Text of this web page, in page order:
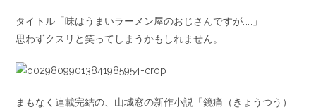
タイトル「味はうまいラーメン屋のおじさんですが……」
思わずクスリと笑ってしまうかもしれません。
まもなく連載完結の、山城窓の新作小説「鏡痛（きょうつう）